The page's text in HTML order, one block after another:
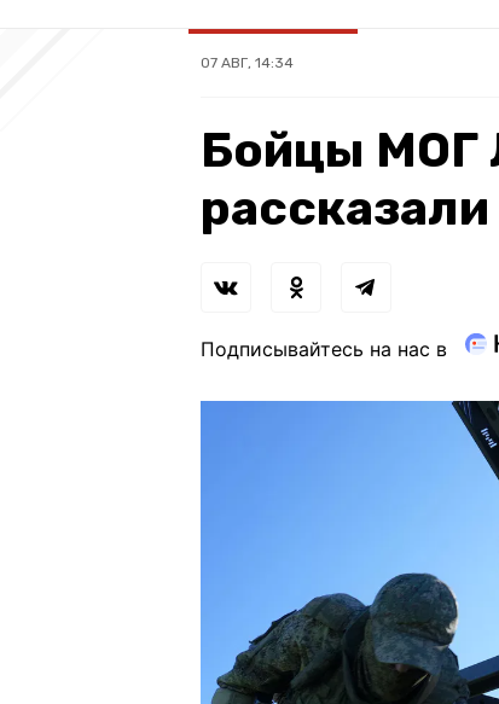
07 АВГ, 14:34
Бойцы МОГ
Подписывайтесь на нас в